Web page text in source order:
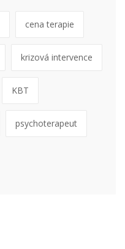
cena terapie
krizová intervence
KBT
psychoterapeut